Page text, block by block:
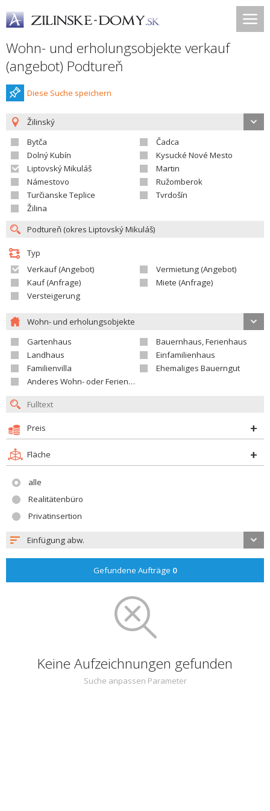
Wohn- und erholungsobjekte verkauf
(angebot) Podtureň
Diese Suche speichern
Žilinský
Bytča
Čadca
Dolný Kubín
Kysucké Nové Mesto
Liptovský Mikuláš
Martin
Námestovo
Ružomberok
Turčianske Teplice
Tvrdošín
Žilina
Typ
Verkauf (Angebot)
Vermietung (Angebot)
Kauf (Anfrage)
Miete (Anfrage)
Versteigerung
Wohn- und erholungsobjekte
Gartenhaus
Bauernhaus, Ferienhaus
Landhaus
Einfamilienhaus
Familienvilla
Ehemaliges Bauerngut
Anderes Wohn- oder Ferienobjekt
Preis
Fläche
alle
Realitätenbüro
Privatinsertion
Einfügung abw.
Gefundene Aufträge 0
Keine Aufzeichnungen gefunden
Suche anpassen Parameter